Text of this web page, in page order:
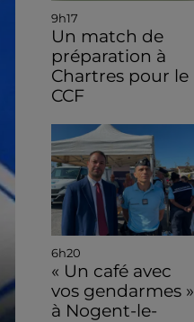
9h17
Un match de
préparation à
Chartres pour le
CCF
6h20
« Un café avec
vos gendarmes »
à Nogent-le-